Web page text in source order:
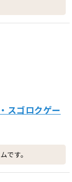
スゴロクゲー
です。